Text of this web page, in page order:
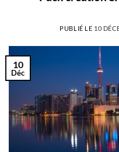
PUBLIÉ LE 10
10
Déc